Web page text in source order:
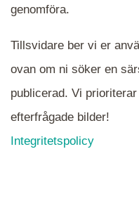
mappen.
genomföra.
Tillsvidare ber vi er
ovan om ni söker en
publicerad. Vi
efterfrågade bilder!
Integritetspolicy